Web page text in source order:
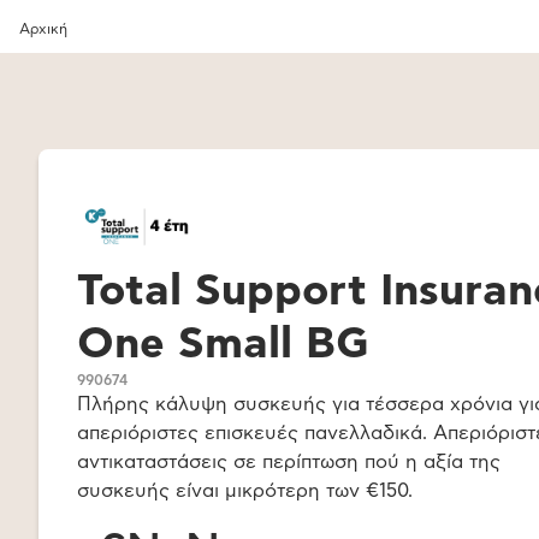
Αρχική
Total Support
One Small BG
990674
Πλήρης κάλυψη συσκευής για τέσσερα χρόνια
απεριόριστες επισκευές πανελλαδικά.
αντικαταστάσεις σε περίπτωση πού η αξία της
συσκευής είναι μικρότερη των €150.